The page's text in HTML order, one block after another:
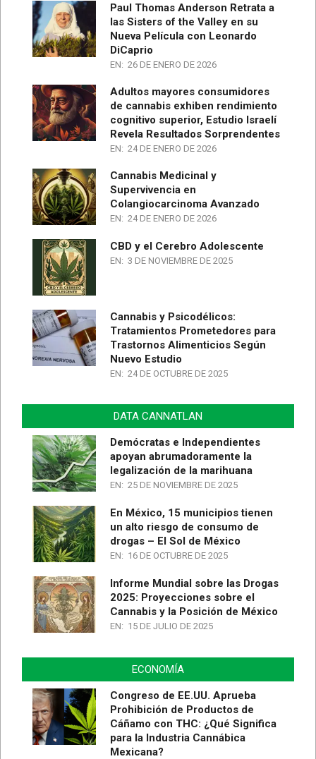
Paul Thomas Anderson Retrata a
las Sisters of the Valley en su
Nueva Película con Leonardo
DiCaprio
EN: 26 DE ENERO DE 2026
Adultos mayores consumidores
de cannabis exhiben rendimiento
cognitivo superior, Estudio Israelí
Revela Resultados Sorprendentes
EN: 24 DE ENERO DE 2026
Cannabis Medicinal y
Supervivencia en
Colangiocarcinoma Avanzado
EN: 24 DE ENERO DE 2026
CBD y el Cerebro Adolescente
EN: 3 DE NOVIEMBRE DE 2025
Cannabis y Psicodélicos:
Tratamientos Prometedores para
Trastornos Alimenticios Según
Nuevo Estudio
EN: 24 DE OCTUBRE DE 2025
DATA CANNATLAN
Demócratas e Independientes
apoyan abrumadoramente la
legalización de la marihuana
EN: 25 DE NOVIEMBRE DE 2025
En México, 15 municipios tienen
un alto riesgo de consumo de
drogas – El Sol de México
EN: 16 DE OCTUBRE DE 2025
Informe Mundial sobre las Drogas
2025: Proyecciones sobre el
Cannabis y la Posición de México
EN: 15 DE JULIO DE 2025
ECONOMÍA
Congreso de EE.UU. Aprueba
Prohibición de Productos de
Cáñamo con THC: ¿Qué Significa
para la Industria Cannábica
Mexicana?